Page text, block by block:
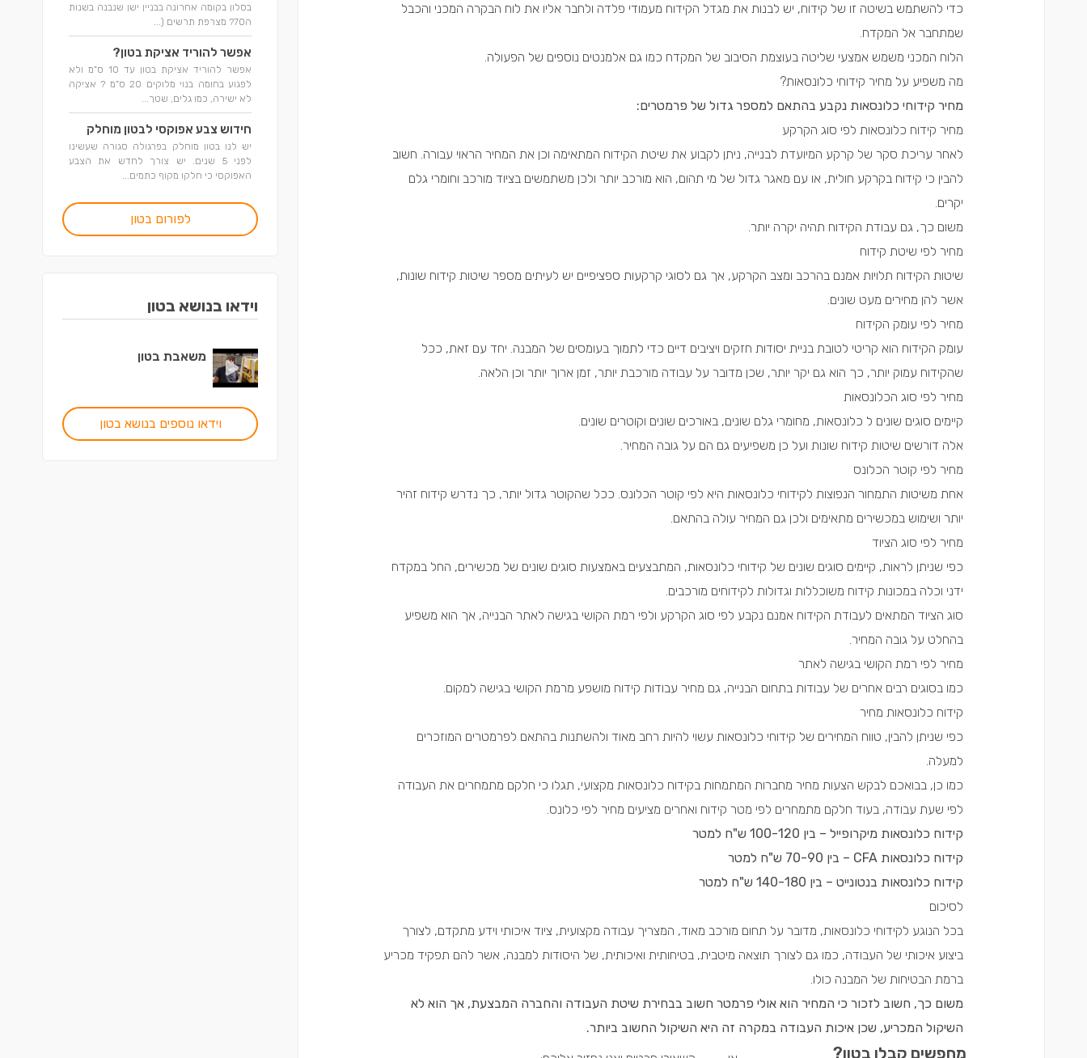
כדי להשתמש בשיטה זו של קידוח, יש לבנות את מגדל הקידוח מעמודי פלדה ולחבר אליו את לוח הבקרה המכני והכבל
שמתחבר אל המקדח.
הלוח המכני משמש אמצעי שליטה בעוצמת הסיבוב של המקדח כמו גם אלמנטים נוספים של הפעולה.
מה משפיע על מחיר קידוחי כלונסאות?
מחיר קידוחי כלונסאות נקבע בהתאם למספר גדול של פרמטרים:
מחיר קידוח כלונסאות לפי סוג הקרקע
לאחר עריכת סקר של קרקע המיועדת לבנייה, ניתן לקבוע את שיטת הקידוח המתאימה וכן את המחיר הראוי עבורה. חשוב
להבין כי קידוח בקרקע חולית, או עם מאגר גדול של מי תהום, הוא מורכב יותר ולכן משתמשים בציוד מורכב וחומרי גלם
יקרים.
משום כך, גם עבודת הקידוח תהיה יקרה יותר.
מחיר לפי שיטת קידוח
שיטות הקידוח תלויות אמנם בהרכב ומצב הקרקע, אך גם לסוגי קרקעות ספציפיים יש לעיתים מספר שיטות קידוח שונות,
אשר להן מחירים מעט שונים.
מחיר לפי עומק הקידוח
עומק הקידוח הוא קריטי לטובת בניית יסודות חזקים ויציבים דיים כדי לתמוך בעומסים של המבנה. יחד עם זאת, ככל
שהקידוח עמוק יותר, כך הוא גם יקר יותר, שכן מדובר על עבודה מורכבת יותר, זמן ארוך יותר וכן הלאה.
מחיר לפי סוג הכלונסאות
קיימים סוגים שונים ל כלונסאות, מחומרי גלם שונים, באורכים שונים וקוטרים שונים.
אלה דורשים שיטות קידוח שונות ועל כן משפיעים גם הם על גובה המחיר.
מחיר לפי קוטר הכלונס
אחת משיטות התמחור הנפוצות לקידוחי כלונסאות היא לפי קוטר הכלונס. ככל שהקוטר גדול יותר, כך נדרש קידוח זהיר
יותר ושימוש במכשירים מתאימים ולכן גם המחיר עולה בהתאם.
מחיר לפי סוג הציוד
כפי שניתן לראות, קיימים סוגים שונים של קידוחי כלונסאות, המתבצעים באמצעות סוגים שונים של מכשירים, החל במקדח
ידני וכלה במכונות קידוח משוכללות וגדולות לקידוחים מורכבים.
סוג הציוד המתאים לעבודת הקידוח אמנם נקבע לפי סוג הקרקע ולפי רמת הקושי בגישה לאתר הבנייה, אך הוא משפיע
בהחלט על גובה המחיר.
מחיר לפי רמת הקושי בגישה לאתר
כמו בסוגים רבים אחרים של עבודות בתחום הבנייה, גם מחיר עבודות קידוח מושפע מרמת הקושי בגישה למקום.
קידוח כלונסאות מחיר
כפי שניתן להבין, טווח המחירים של קידוחי כלונסאות עשוי להיות רחב מאוד ולהשתנות בהתאם לפרמטרים המוזכרים
למעלה.
כמו כן, בבואכם לבקש הצעות מחיר מחברות המתמחות בקידוח כלונסאות מקצועי, תגלו כי חלקם מתמחרים את העבודה
לפי שעת עבודה, בעוד חלקם מתמחרים לפי מטר קידוח ואחרים מציעים מחיר לפי כלונס.
קידוח כלונסאות מיקרופייל – בין 100-120 ש"ח למטר
קידוח כלונסאות CFA – בין 70-90 ש"ח למטר
קידוח כלונסאות בנטונייט – בין 140-180 ש"ח למטר
לסיכום
בכל הנוגע לקידוחי כלונסאות, מדובר על תחום מורכב מאוד, המצריך עבודה מקצועית, ציוד איכותי וידע מתקדם, לצורך
ביצוע איכותי של העבודה, כמו גם לצורך תוצאה מיטבית, בטיחותית ואיכותית, של היסודות למבנה, אשר להם תפקיד מכריע
ברמת הבטיחות של המבנה כולו.
משום כך, חשוב לזכור כי המחיר הוא אולי פרמטר חשוב בבחירת שיטת העבודה והחברה המבצעת, אך הוא לא
השיקול המכריע, שכן איכות העבודה במקרה זה היא השיקול החשוב ביותר.
מחפשים קבלן בטון?
בסלון בקומה אחרונה בבניין ישן שנבנה בשנות
ה70? מצרפת תרשים (...
אפשר להוריד אציקת בטון?
אפשר להוריד אציקת בטון עד 10 ס"מ ולא
לפגוע בחומה בנוי מלוקים 20 ס"מ ? אציקה
לא ישירה, כמו גלים, שטך...
חידוש צבע אפוקסי לבטון מוחלק
יש לנו בטון מוחלק בפרגולה סגורה שעשינו
לפני 5 שנים. יש צורך לחדש את הצבע
האפוקסי כי חלקו מקוף כתמים...
לפורום בטון
וידאו בנושא בטון
משאבת בטון
וידאו נוספים בנושא בטון